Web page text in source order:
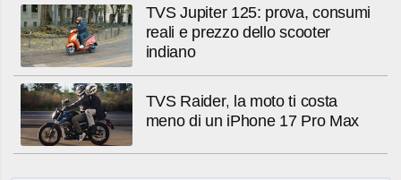
TVS Jupiter 125: prova, consumi
reali e prezzo dello scooter
indiano
TVS Raider, la moto ti costa
meno di un iPhone 17 Pro Max